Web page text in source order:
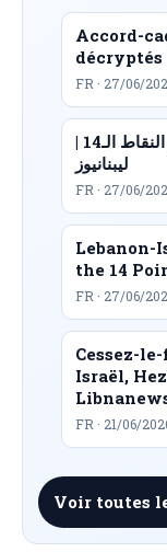
Accord-
décryptés
FR · 27/06/
الاتفاق الإطار بين لبنان وإسرائيل: شرح النقاط الـ14 |
ليبنانيوز
FR · 27/06/
Lebanon-
the 14
FR · 27/06/
Cessez-
Israël,
FR · 21/06/
Voir toutes